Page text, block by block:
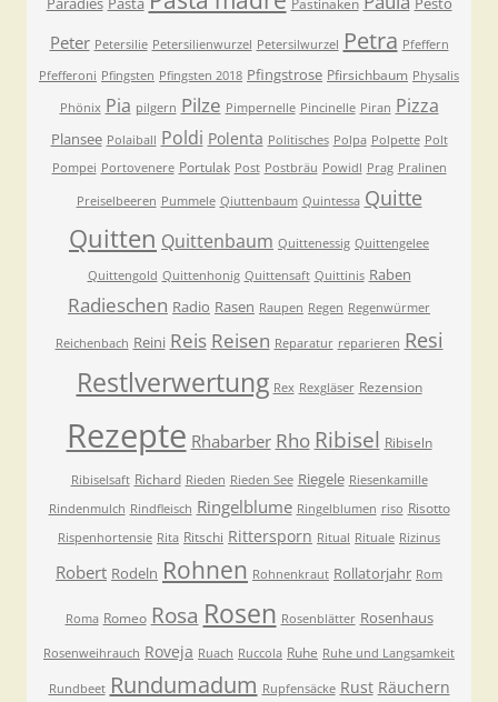
Pastinaken
Peter Petersilie Petersilienwurzel Petersilwurzel Petra Pfeffern
Pfefferoni Pfingsten Pfingsten 2018 Pfingstrose Pfirsichbaum Physalis
Phönix Pia pilgern Pilze Pimpernelle Pincinelle Piran Pizza
Plansee Polaiball Poldi Polenta Politisches Polpa Polpette Polt
Pompei Portovenere Portulak Post Postbräu Powidl Prag Pralinen
Preiselbeeren Pummele Qiuttenbaum Quintessa Quitte
Quitten Quittenbaum Quittenessig Quittengelee
Quittengold Quittenhonig Quittensaft Quittinis Raben
Radieschen Radio Rasen Raupen Regen Regenwürmer
Reichenbach Reini Reis Reisen Reparatur reparieren Resi
Restlverwertung Rex Rexgläser Rezension
Rezepte Rhabarber Rho Ribisel Ribiseln
Ribiselsaft Richard Rieden Rieden See Riegele Riesenkamille
Rindenmulch Rindfleisch Ringelblume Ringelblumen riso Risotto
Rispenhortensie Rita Ritschi Rittersporn Ritual Rituale Rizinus
Robert Rodeln Rohnen Rohnenkraut Rollatorjahr Rom
Roma Romeo Rosa Rosen Rosenblätter Rosenhaus
Rosenweihrauch Roveja Ruach Ruccola Ruhe Ruhe und Langsamkeit
Rundbeet Rundumadum Rupfensäcke Rust Räuchern